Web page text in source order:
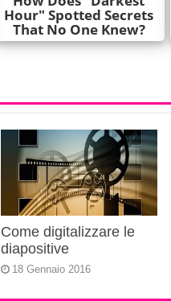
Come digitalizzare le
diapositive
18 Gennaio 2016